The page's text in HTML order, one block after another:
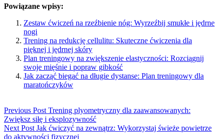
Powiązane wpisy:
Zestaw ćwiczeń na rzeźbienie nóg: Wyrzeźbij smukłe i jędrne
nogi
Trening na redukcję cellulitu: Skuteczne ćwiczenia dla
pięknej i jędrnej skóry
Plan treningowy na zwiększenie elastyczności: Rozciągnij
swoje mięśnie i popraw gibkość
Jak zacząć biegać na długie dystanse: Plan treningowy dla
maratończyków
Previous Post Trening plyometryczny dla zaawansowanych:
Zwiększ siłę i eksplozywność
Next Post Jak ćwiczyć na zewnątrz: Wykorzystaj świeże powietrze
do aktywności fizycznej